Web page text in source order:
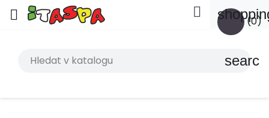
 (0)

search